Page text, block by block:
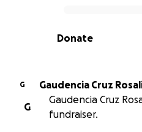
0% complete
Donate
G
Gaudencia Cruz
G
Gaudencia Cruz
fundraiser.